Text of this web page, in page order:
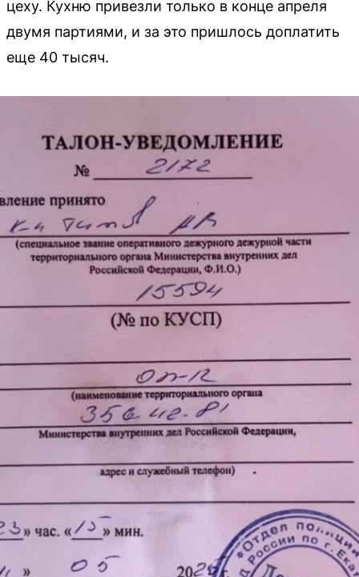
цеху. Кухню привезли только в конце апреля
двумя партиями, и за это пришлось доплатить
еще 40 тысяч.